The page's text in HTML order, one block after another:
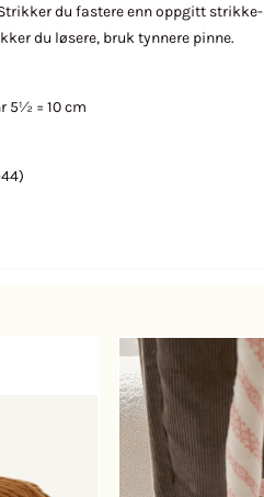
du fastere enn oppgitt strikke-
du løsere, bruk tynnere pinne.
5½ = 10 cm